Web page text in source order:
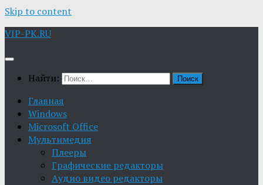
Skip to content
VIP-PK.RU
Найти:
Главная
Windows
Microsoft Office
Мультимедия
Плееры
Графические редакторы
Aудио видео редакторы